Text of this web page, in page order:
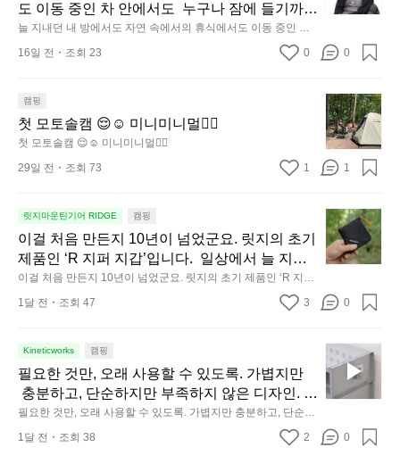
도 이동 중인 차 안에서도  누구나 잠에 들기까지
조금 시간이 걸리는 순간이 있습니다.  그럴 때는
차분하게 눈을 가려보세요. 마치 암막 커튼을 조
단하고, 얼굴에 밀착하여 빛을 막아줍니다.  이
슬립 웜을 쓰는 것만으로 그곳은 나만의 밤이 됩
니다.  안녕히 주무세요.
늘 지내던 내 방에서도 자연 속에서의 휴식에서도 이동 중인 차
안에서도  누구나 잠에 들기까지 조금 시간이 걸리는 순간이 있
습니다.  그럴 때는 차분하게 눈을 가려보세요. 마치 암막 커튼을
막아줍니다.  이 슬립 웜을 쓰는 것만으로 그곳은 나만의 밤이 됩
내
내
방
서
도
자
속
서
의
휴
식
서
이
동
중
인
안
16일 전 조회 23 0 0
캠핑
첫 모토솔캠 😌☺️ 미니미니멀👌🏼
첫 모토솔캠 😌☺️ 미니미니멀👌🏼
첫
모
토
솔
캠
☺️
미
니
미
멀
29일 전 조회 73 1 1
릿지마운틴기어 RIDGE 캠핑
이걸 처음 만든지 10년이 넘었군요. 릿지의 초기
제품인 ‘R 지퍼 지갑’입니다.  일상에서 늘 지니
고 다니고 싶어지는 물건에는 크기, 무게, 형태,
색감 사이의 아주 미묘한 밸런스가 존재합니다.
것. R 지퍼 지갑은 바로 그 위화감 없는 균형감
에서 출발했습니다.  그중에서도 슬림함에 철저
히 집착했습니다. 튼튼한 내구도와 넉넉한 수납
력을 해치치 않는 선에서, 가장 가볍고 얇게 설계
했습니다.  이 디자인과 사용감은, 꼭 직접 손으
이걸 처음 만든지 10년이 넘었군요. 릿지의 초기 제품인 ‘R 지퍼
지갑’입니다.  일상에서 늘 지니고 다니고 싶어지는 물건에는 크
기, 무게, 형태, 색감 사이의 아주 미묘한 밸런스가 존재합니다.
감 없는 균형감에서 출발했습니다.  그중에서도 슬림함에 철저히
에서, 가장 가볍고 얇게 설계했습니다.  이 디자인과 사용감은, 꼭
직접 손으로 만져보며 경험해 보시기를 바랍니다.
이
걸
처
만
든
1
0
년
이
었
1달 전 조회 47 3 0
Kineticworks 캠핑
필요한 것만, 오래 사용할 수 있도록. 가볍지만
충분하고, 단순하지만 부족하지 않은 디자인. 일
상과 아웃도어의 경계를 자연스럽게 이어주는 R
IDGE MOUNTAIN GEAR. 키네틱웍스에서 만나
필요한 것만, 오래 사용할 수 있도록. 가볍지만 충분하고, 단순하
지만 부족하지 않은 디자인. 일상과 아웃도어의 경계를 자연스럽
게 이어주는 RIDGE MOUNTAIN GEAR. 키네틱웍스에서 만나보
필
요
한
만,
오
1달 전 조회 38 2 0